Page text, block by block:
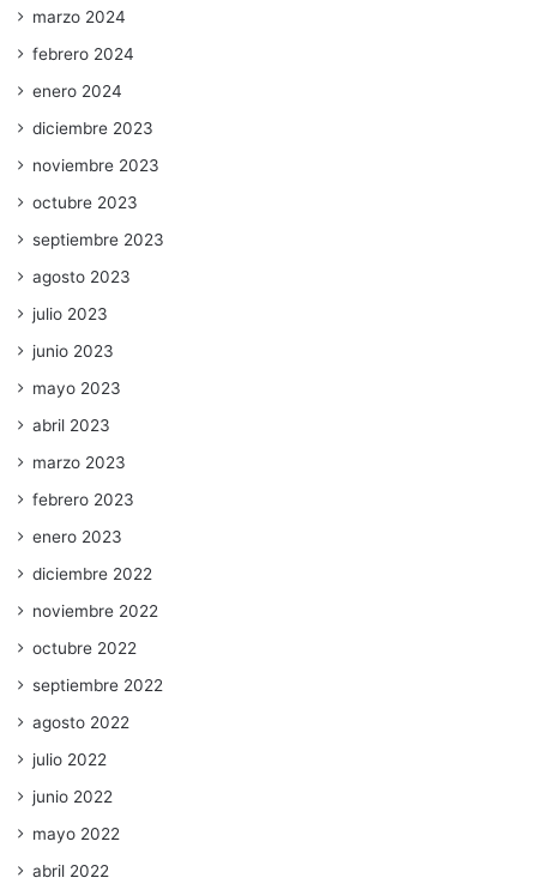
marzo 2024
febrero 2024
enero 2024
diciembre 2023
noviembre 2023
octubre 2023
septiembre 2023
agosto 2023
julio 2023
junio 2023
mayo 2023
abril 2023
marzo 2023
febrero 2023
enero 2023
diciembre 2022
noviembre 2022
octubre 2022
septiembre 2022
agosto 2022
julio 2022
junio 2022
mayo 2022
abril 2022